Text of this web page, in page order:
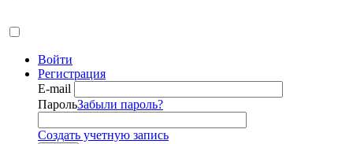
Войти
Регистрация
E-mail
ПарольЗабыли пароль?
Создать учетную запись